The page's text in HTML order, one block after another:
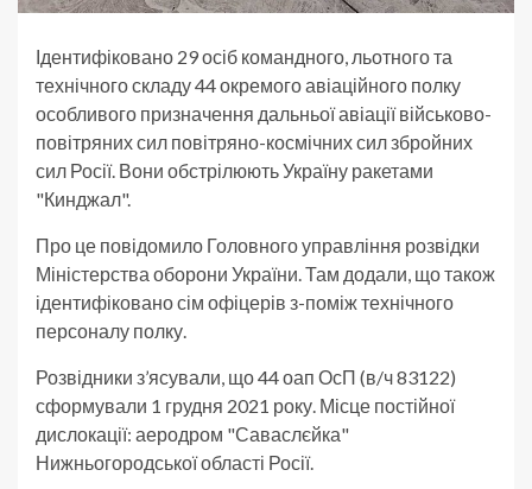
Ідентифіковано 29 осіб командного, льотного та
технічного складу 44 окремого авіаційного полку
особливого призначення дальньої авіації військово-
повітряних сил повітряно-космічних сил збройних
сил Росії. Вони обстрілюють Україну ракетами
"Кинджал".
Про це повідомило Головного управління розвідки
Міністерства оборони України. Там додали, що також
ідентифіковано сім офіцерів з-поміж технічного
персоналу полку.
Розвідники з’ясували, що 44 оап ОсП (в/ч 83122)
сформували 1 грудня 2021 року. Місце постійної
дислокації: аеродром "Саваслєйка"
Нижньогородської області Росії.